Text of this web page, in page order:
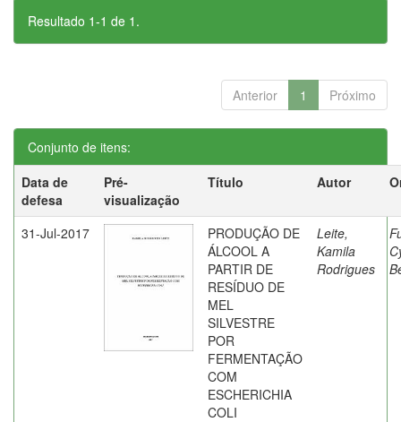
Resultado 1-1 de 1.
Anterior 1 Próximo
Conjunto de itens:
Data de
defesa
Pré-
visualização
Título Autor
31-Jul-2017
PRODUÇÃO DE
ÁLCOOL A
PARTIR DE
RESÍDUO DE
MEL
SILVESTRE
POR
FERMENTAÇÃO
COM
ESCHERICHIA
COLI
Leite,
Kamila
Rodrigues